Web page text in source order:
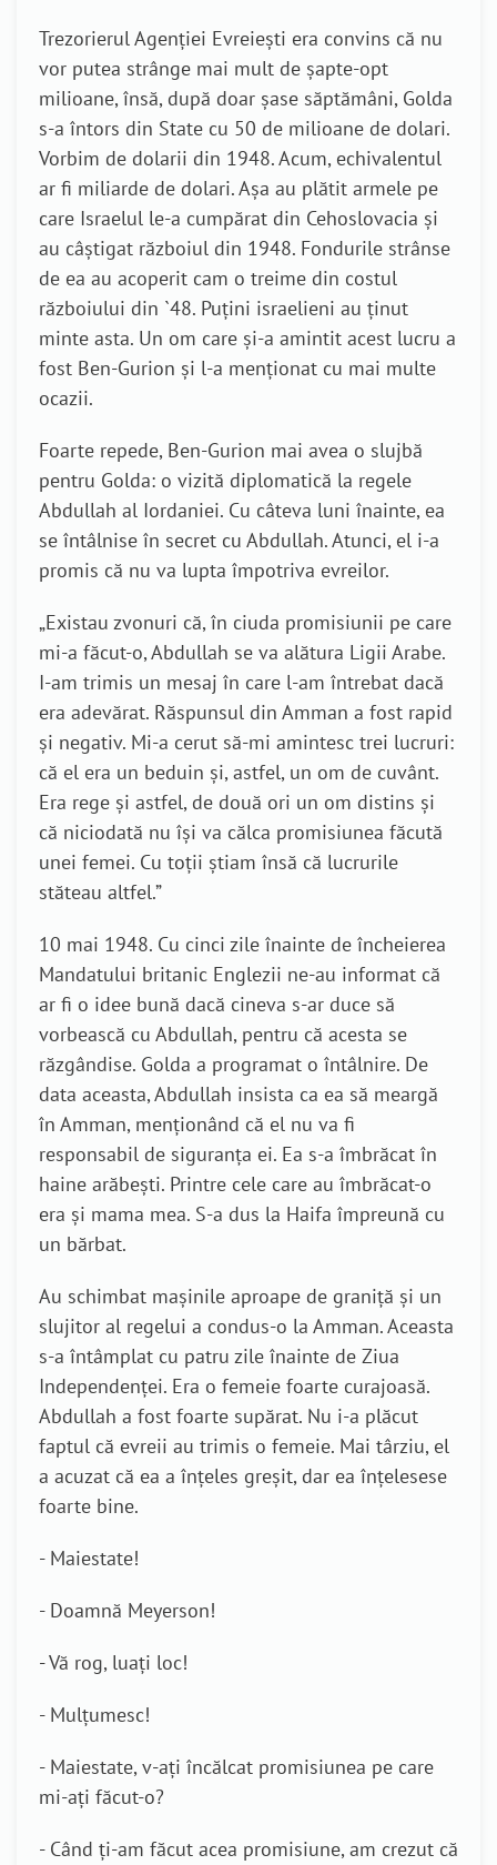
Trezorierul Agenției Evreiești era convins că nu
vor putea strânge mai mult de șapte-opt
milioane, însă, după doar șase săptămâni, Golda
s-a întors din State cu 50 de milioane de dolari.
Vorbim de dolarii din 1948. Acum, echivalentul
ar fi miliarde de dolari. Așa au plătit armele pe
care Israelul le-a cumpărat din Cehoslovacia și
au câștigat războiul din 1948. Fondurile strânse
de ea au acoperit cam o treime din costul
războiului din `48. Puțini israelieni au ținut
minte asta. Un om care și-a amintit acest lucru a
fost Ben-Gurion și l-a menționat cu mai multe
ocazii.
Foarte repede, Ben-Gurion mai avea o slujbă
pentru Golda: o vizită diplomatică la regele
Abdullah al Iordaniei. Cu câteva luni înainte, ea
se întâlnise în secret cu Abdullah. Atunci, el i-a
promis că nu va lupta împotriva evreilor.
„Existau zvonuri că, în ciuda promisiunii pe care
mi-a făcut-o, Abdullah se va alătura Ligii Arabe.
I-am trimis un mesaj în care l-am întrebat dacă
era adevărat. Răspunsul din Amman a fost rapid
și negativ. Mi-a cerut să-mi amintesc trei lucruri:
că el era un beduin și, astfel, un om de cuvânt.
Era rege și astfel, de două ori un om distins și
că niciodată nu își va călca promisiunea făcută
unei femei. Cu toții știam însă că lucrurile
stăteau altfel.”
10 mai 1948. Cu cinci zile înainte de încheierea
Mandatului britanic Englezii ne-au informat că
ar fi o idee bună dacă cineva s-ar duce să
vorbească cu Abdullah, pentru că acesta se
răzgândise. Golda a programat o întâlnire. De
data aceasta, Abdullah insista ca ea să meargă
în Amman, menționând că el nu va fi
responsabil de siguranța ei. Ea s-a îmbrăcat în
haine arăbești. Printre cele care au îmbrăcat-o
era și mama mea. S-a dus la Haifa împreună cu
un bărbat.
Au schimbat mașinile aproape de graniță și un
slujitor al regelui a condus-o la Amman. Aceasta
s-a întâmplat cu patru zile înainte de Ziua
Independenței. Era o femeie foarte curajoasă.
Abdullah a fost foarte supărat. Nu i-a plăcut
faptul că evreii au trimis o femeie. Mai târziu, el
a acuzat că ea a înțeles greșit, dar ea înțelesese
foarte bine.
- Maiestate!
- Doamnă Meyerson!
- Vă rog, luați loc!
- Mulțumesc!
- Maiestate, v-ați încălcat promisiunea pe care
mi-ați făcut-o?
- Când ți-am făcut acea promisiune, am crezut că